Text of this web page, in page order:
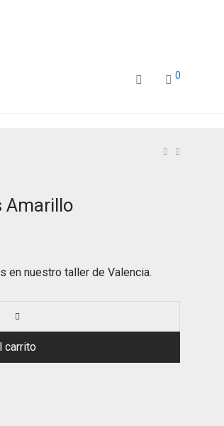
0
Amarillo
en nuestro taller de Valencia.
carrito